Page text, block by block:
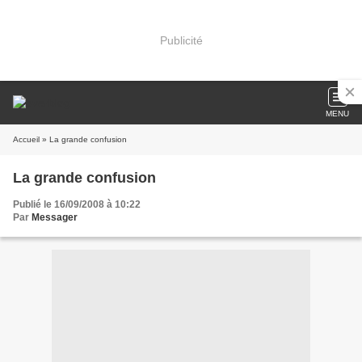
Publicité
MENU
Accueil » La grande confusion
La grande confusion
Publié le 16/09/2008 à 10:22
Par Messager